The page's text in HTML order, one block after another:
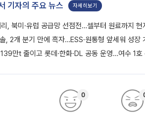
기자의 주요 뉴스 자세히보기
, 북미·유럽 공급망 선점전…셀부터 원료까지 현
, 2개 분기 만에 흑자…ESS·원통형 앞세워 성장
만t 줄이고 롯데·한화·DL 공동 운영…여수 1호
0